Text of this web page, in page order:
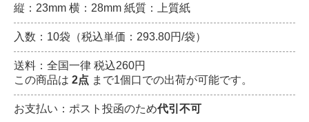
縦：23mm 横：28mm 紙質：上質紙
入数：10袋（税込単価：293.80円/袋）
送料：全国一律 税込260円
この商品は 2点 まで1個口での出荷が可能です。
お支払い：ポスト投函のため代引不可